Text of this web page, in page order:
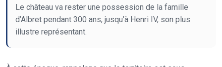
Le château va rester une possession de la famille
d’Albret pendant 300 ans, jusqu’à Henri IV, son plus
illustre représentant.